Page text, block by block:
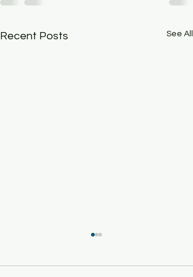
Recent Posts See All